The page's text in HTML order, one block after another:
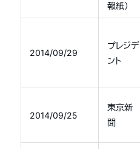
報紙）
2014/09/29
プレジデ
ント
2014/09/25
東京新
聞